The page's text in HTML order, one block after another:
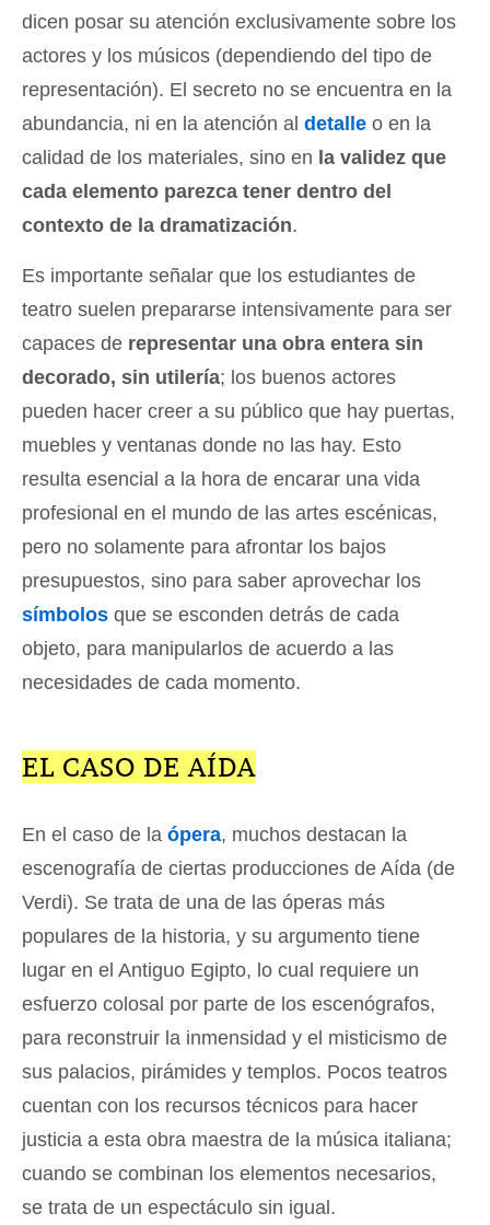
dicen posar su atención exclusivamente sobre los
actores y los músicos (dependiendo del tipo de
representación). El secreto no se encuentra en la
abundancia, ni en la atención al detalle o en la
calidad de los materiales, sino en la validez que
cada elemento parezca tener dentro del
contexto de la dramatización.
Es importante señalar que los estudiantes de
teatro suelen prepararse intensivamente para ser
capaces de representar una obra entera sin
decorado, sin utilería; los buenos actores
pueden hacer creer a su público que hay puertas,
muebles y ventanas donde no las hay. Esto
resulta esencial a la hora de encarar una vida
profesional en el mundo de las artes escénicas,
pero no solamente para afrontar los bajos
presupuestos, sino para saber aprovechar los
símbolos que se esconden detrás de cada
objeto, para manipularlos de acuerdo a las
necesidades de cada momento.
EL CASO DE AÍDA
En el caso de la ópera, muchos destacan la
escenografía de ciertas producciones de Aída (de
Verdi). Se trata de una de las óperas más
populares de la historia, y su argumento tiene
lugar en el Antiguo Egipto, lo cual requiere un
esfuerzo colosal por parte de los escenógrafos,
para reconstruir la inmensidad y el misticismo de
sus palacios, pirámides y templos. Pocos teatros
cuentan con los recursos técnicos para hacer
justicia a esta obra maestra de la música italiana;
cuando se combinan los elementos necesarios,
se trata de un espectáculo sin igual.